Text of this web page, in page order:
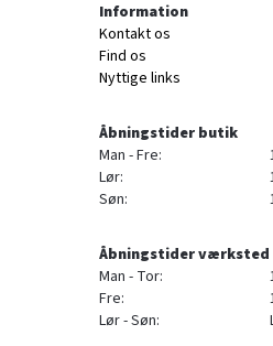
Information
Kontakt os
Find os
Nyttige links
Åbningstider butik
Man - Fre:
Lør:
Søn:
Åbningstider værksted
Man - Tor:
Fre:
Lør - Søn: